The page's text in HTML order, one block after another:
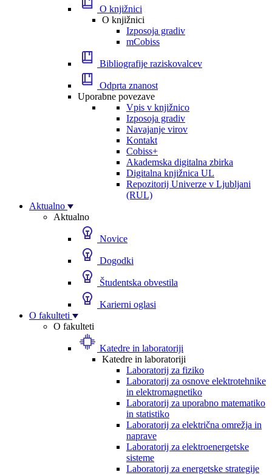
O knjižnici
O knjižnici
Izposoja gradiv
mCobiss
Bibliografije raziskovalcev
Odprta znanost
Uporabne povezave
Vpis v knjižnico
Izposoja gradiv
Navajanje virov
Kontakt
Cobiss+
Akademska digitalna zbirka
Digitalna knjižnica UL
Repozitorij Univerze v Ljubljani
(RUL)
Aktualno
Aktualno
Novice
Dogodki
Študentska obvestila
Karierni oglasi
O fakulteti
O fakulteti
Katedre in laboratoriji
Katedre in laboratoriji
Laboratorij za fiziko
Laboratorij za osnove elektrotehnike
in elektromagnetiko
Laboratorij za uporabno matematiko
in statistiko
Laboratorij za električna omrežja in
naprave
Laboratorij za elektroenergetske
sisteme
Laboratorij za energetske strategije